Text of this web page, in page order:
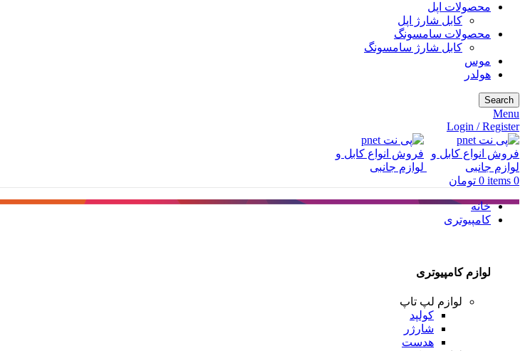
محصولات اپل
کابل شارژ اپل
محصولات سامسونگ
کابل شارژ سامسونگ
موس
هولدر
Search
Menu
Login / Register
0
items
0 تومان
خانه
کامپیوتری
لوازم کامپیوتری
لوازم لپ تاپ
کولپد
شارژر
هدست